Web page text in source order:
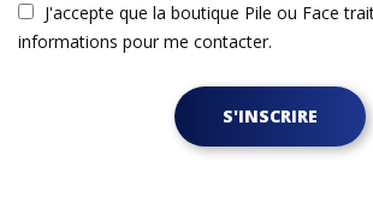
J'accepte que la boutique Pile ou Face
informations pour me contacter.
S'INSCRIRE